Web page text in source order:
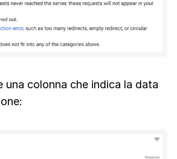
una colonna che indica la data